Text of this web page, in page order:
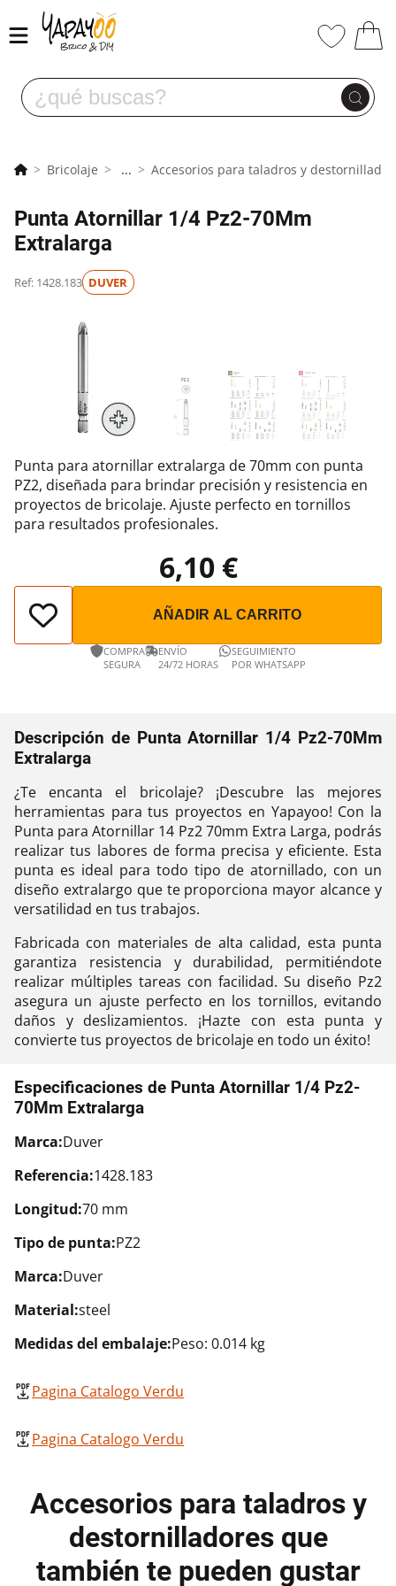
Bricolaje ... Accesorios para taladros y
Punta Atornillar 1/4 Pz2-70Mm
Extralarga
Ref: 1428.183 DUVER
Punta para atornillar extralarga de 70mm con punta
PZ2, diseñada para brindar precisión y resistencia en
proyectos de bricolaje. Ajuste perfecto en tornillos
para resultados profesionales.
6,10 €
AÑADIR AL CARRITO
COMPRA
SEGURA
ENVÍO
24/72 HORAS
SEGUIMIENTO
POR WHATSAPP
Descripción de Punta Atornillar 1/4 Pz2-70Mm
Extralarga
¿Te encanta el bricolaje? ¡Descubre las mejores
herramientas para tus proyectos en Yapayoo! Con la
Punta para Atornillar 14 Pz2 70mm Extra Larga, podrás
realizar tus labores de forma precisa y eficiente. Esta
punta es ideal para todo tipo de atornillado, con un
diseño extralargo que te proporciona mayor alcance y
versatilidad en tus trabajos.
Fabricada con materiales de alta calidad, esta punta
garantiza resistencia y durabilidad, permitiéndote
realizar múltiples tareas con facilidad. Su diseño Pz2
asegura un ajuste perfecto en los tornillos, evitando
daños y deslizamientos. ¡Hazte con esta punta y
convierte tus proyectos de bricolaje en todo un éxito!
Especificaciones de Punta Atornillar 1/4 Pz2-
70Mm Extralarga
Marca:Duver
Referencia:1428.183
Longitud:70 mm
Tipo de punta:PZ2
Marca:Duver
Material:steel
Medidas del embalaje:Peso: 0.014 kg
Pagina Catalogo Verdu
Pagina Catalogo Verdu
Accesorios para taladros y
destornilladores que
también te pueden gustar